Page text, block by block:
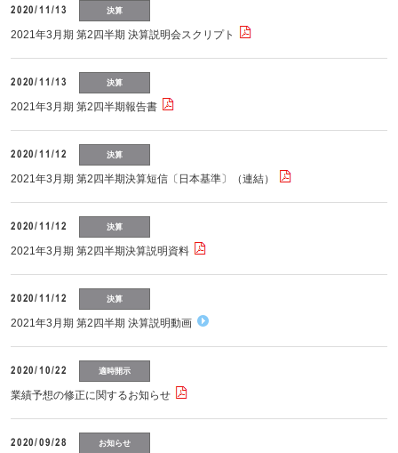
2020/11/13 決算
2021年3月期 第2四半期 決算説明会スクリプト
2020/11/13 決算
2021年3月期 第2四半期報告書
2020/11/12 決算
2021年3月期 第2四半期決算短信〔日本基準〕（連結）
2020/11/12 決算
2021年3月期 第2四半期決算説明資料
2020/11/12 決算
2021年3月期 第2四半期 決算説明動画
2020/10/22 適時開示
業績予想の修正に関するお知らせ
2020/09/28 お知らせ